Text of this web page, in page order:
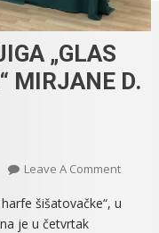
„GLAS
MIRJANE D.
Leave A CommentOn
KNJIGA
šišatovačke“, u
je u četvrtak